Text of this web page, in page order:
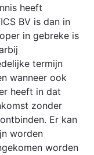
heeft
BV is dan in
in gebreke is
termijn
wanneer ook
heeft in dat
zonder
Er kan
worden
worden